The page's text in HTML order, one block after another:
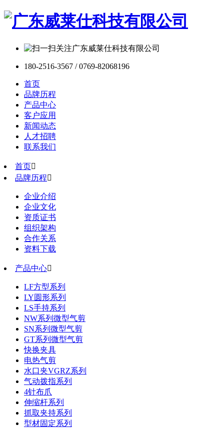
180-2516-3567 / 0769-82068196
首页
品牌历程
产品中心
客户应用
新闻动态
人才招聘
联系我们
首页
品牌历程
企业介绍
企业文化
资质证书
组织架构
合作关系
资料下载
产品中心
LF方型系列
LY圆形系列
LS手持系列
NW系列微型气剪
SN系列微型气剪
GT系列微型气剪
快换夹具
电热气剪
水口夹VGRZ系列
气动拨指系列
4针布爪
伸缩杆系列
抓取夹持系列
型材固定系列